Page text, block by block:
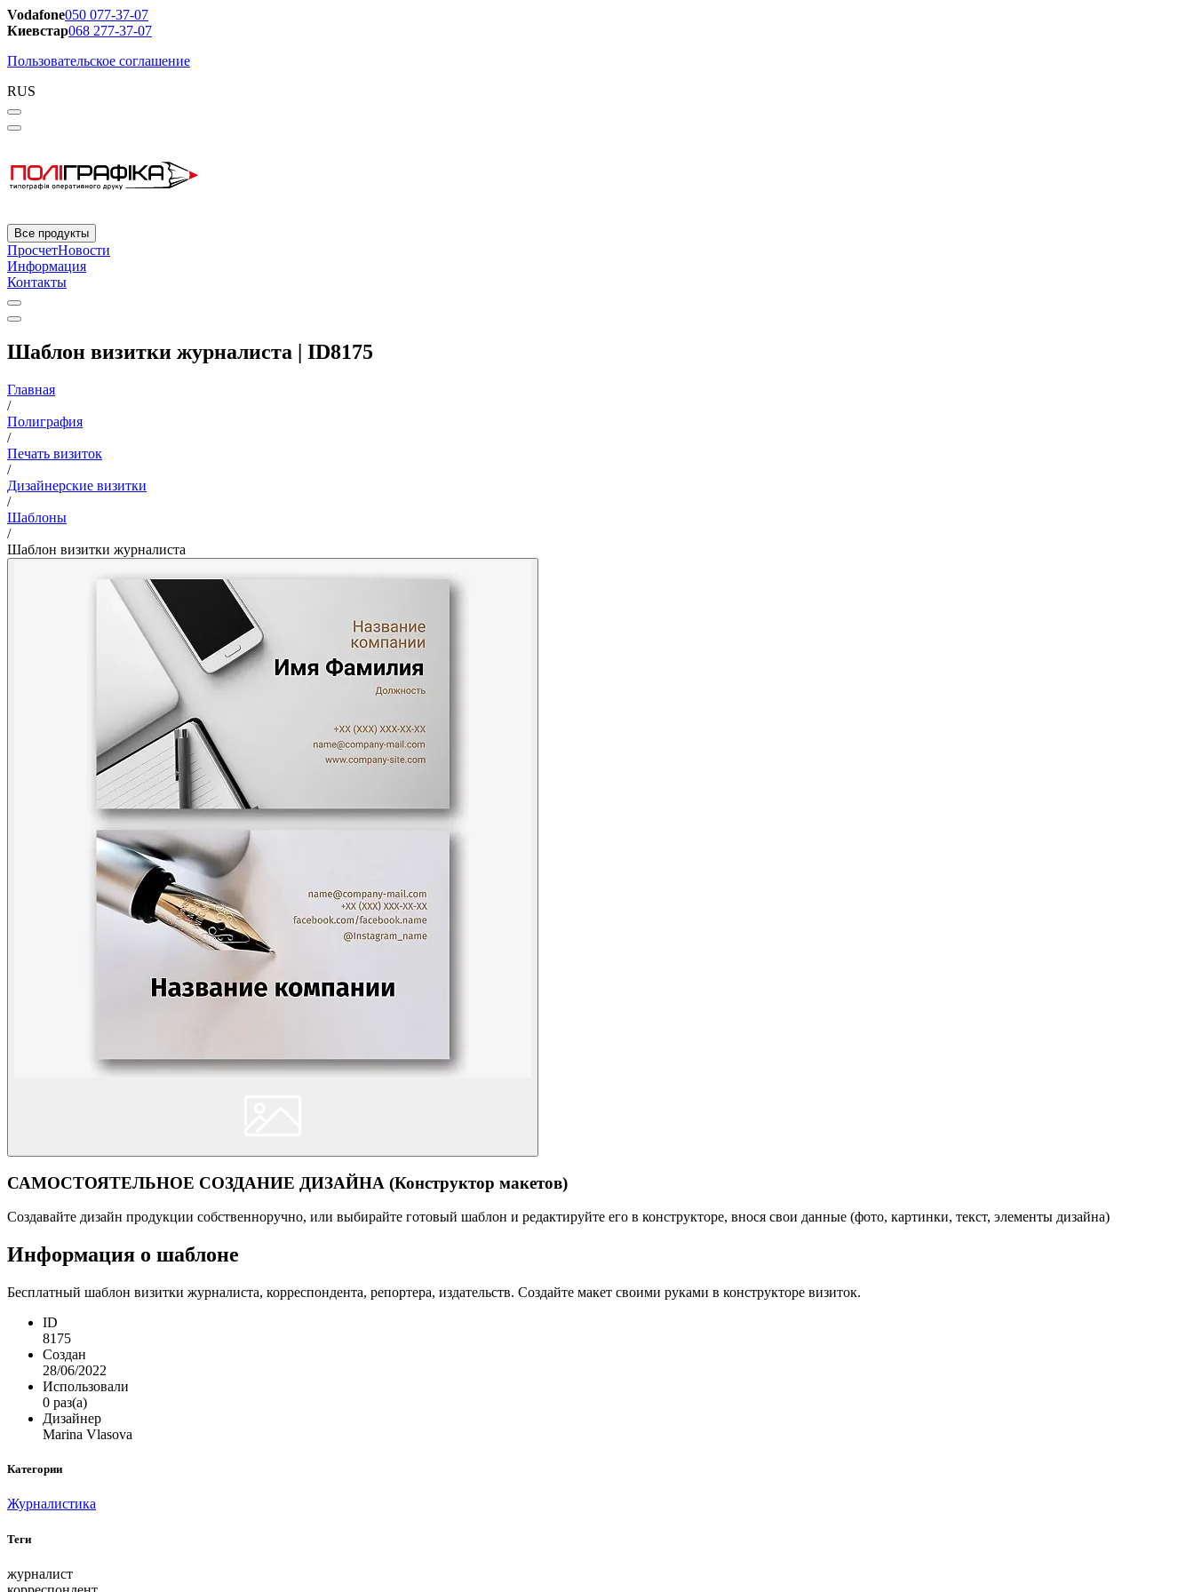
Vodafone050 077-37-07
Киевстар068 277-37-07
Пользовательское соглашение
RUS
Все продукты
ПросчетНовости
Информация
Контакты
Шаблон визитки журналиста | ID8175
Главная
/
Полиграфия
/
Печать визиток
/
Дизайнерские визитки
/
Шаблоны
/
Шаблон визитки журналиста
САМОСТОЯТЕЛЬНОЕ СОЗДАНИЕ ДИЗАЙНА (Конструктор макетов)
Создавайте дизайн продукции собственноручно, или выбирайте готовый шаблон и редактируйте его в конструкторе, внося свои данные (фото, картинки, текст, элементы дизайна)
Информация о шаблоне
Бесплатный шаблон визитки журналиста, корреспондента, репортера, издательств. Создайте макет своими руками в конструкторе визиток.
ID
8175
Создан
28/06/2022
Использовали
0 раз(а)
Дизайнер
Marina Vlasova
Категории
Журналистика
Теги
журналист